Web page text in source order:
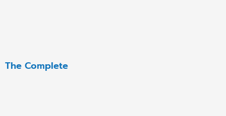
The Complete